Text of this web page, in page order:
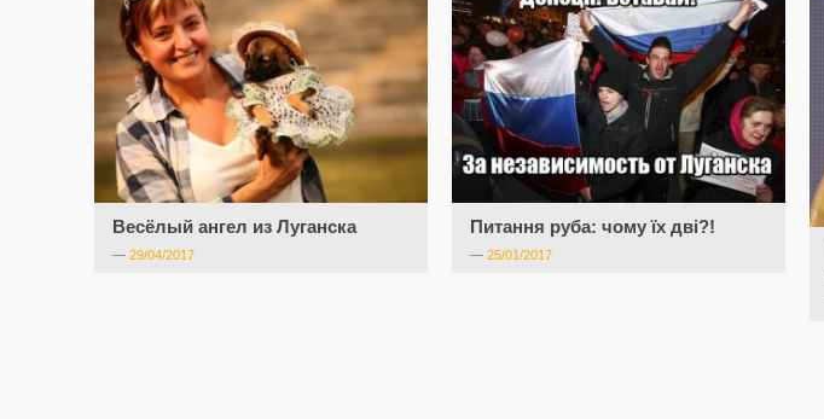
Весёлый ангел из Луганска
— 29/04/2017
Питання руба: чому їх дві?!
— 25/01/2017